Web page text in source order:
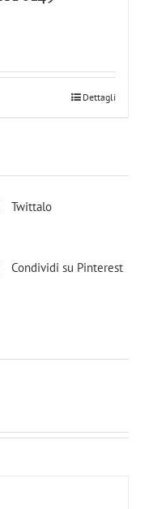
Dettagli
Twittalo
Condividi su Pinterest